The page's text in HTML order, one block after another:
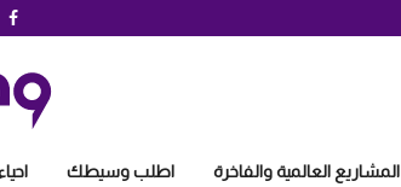
المشاريع العالمية والفاخرة اطلب وسيطك